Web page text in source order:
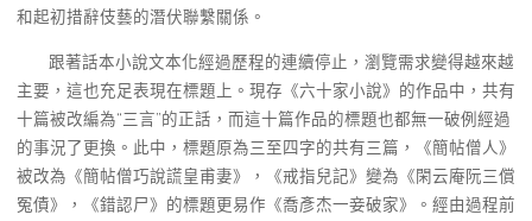
和起初措辭伎藝的潛伏聯繫關係。
跟著話本小說文本化經過歷程的連續停止，瀏覽需求變得越來越
主要，這也充足表現在標題上。現存《六十家小說》的作品中，共有
十篇被改編為“三言”的正話，而這十篇作品的標題也都無一破例經過
的事況了更換。此中，標題原為三至四字的共有三篇，《簡帖僧人》
被改為《簡帖僧巧說謊皇甫妻》，《戒指兒記》變為《閑云庵阮三償
冤債》，《錯認尸》的標題更易作《喬彥杰一妾破家》。經由過程前